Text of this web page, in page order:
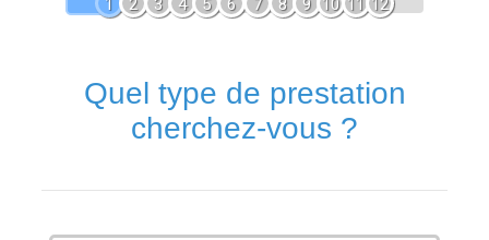
1 2 3 4 5 6 7 8 9 10 11 12
Quel type de prestation
cherchez-vous ?